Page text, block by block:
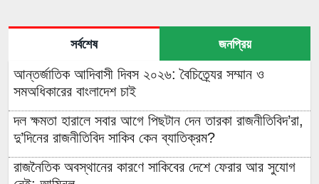
সর্বশেষ জনপ্রিয়
আন্তর্জাতিক আদিবাসী দিবস ২০২৬: বৈচিত্র্যের সম্মান ও
সমঅধিকারের বাংলাদেশ চাই
দল ক্ষমতা হারালে সবার আগে পিছটান দেন তারকা রাজনীতিবিদ’রা,
দু’দিনের রাজনীতিবিদ সাকিব কেন ব্যাতিক্রম?
রাজনৈতিক অবস্থানের কারণে সাকিবের দেশে ফেরার আর সুযোগ